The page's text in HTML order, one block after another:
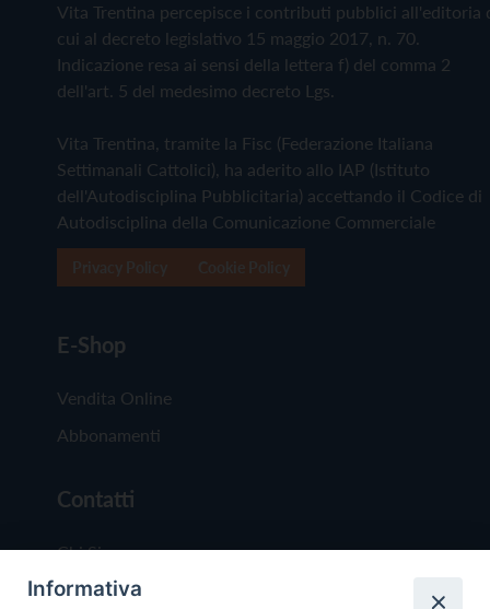
Vita Trentina percepisce i contributi pubblici all'editoria
cui al decreto legislativo 15 maggio 2017, n. 70.
Indicazione resa ai sensi della lettera f) del comma 2
dell'art. 5 del medesimo decreto Lgs.
Vita Trentina, tramite la Fisc (Federazione Italiana
Settimanali Cattolici), ha aderito allo IAP (Istituto
dell'Autodisciplina Pubblicitaria) accettando il Codice di
Autodisciplina della Comunicazione Commerciale
E-Shop
Vendita Online
Abbonamenti
Contatti
Chi Siamo
Redazione
Informativa